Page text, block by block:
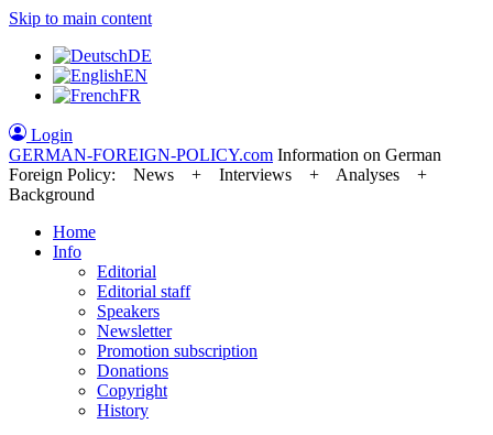
Skip to main content
DE
EN
FR
Login
GERMAN-FOREIGN-POLICY.com Information on German
Foreign Policy: News + Interviews + Analyses +
Background
Home
Info
Editorial
Editorial staff
Speakers
Newsletter
Promotion subscription
Donations
Copyright
History